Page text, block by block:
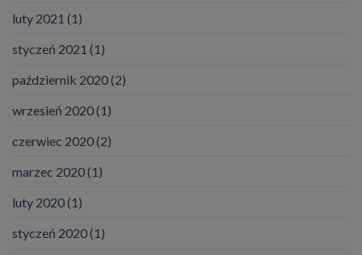
luty 2021 (1)
styczeń 2021 (1)
październik 2020(2)
wrzesień 2020(1)
czerwiec 2020(2)
marzec 2020(1)
luty 2020(1)
styczeń 2020(1)